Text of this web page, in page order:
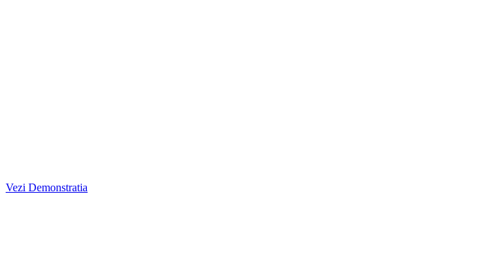
Vezi Demonstratia